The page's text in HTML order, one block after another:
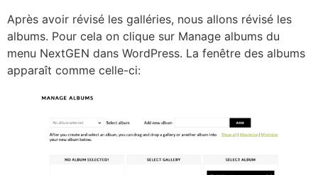
Après avoir révisé les galléries, nous allons révisé les
albums. Pour cela on clique sur Manage albums du
menu NextGEN dans WordPress. La fenêtre des albums
apparaît comme celle-ci: